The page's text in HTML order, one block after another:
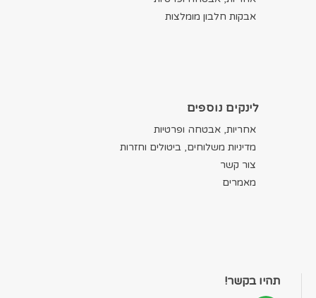
אבקות חלבון מומלצות
לינקים נוספים
אחריות, אבטחה ופרטיות
מדיניות משלוחים, ביטולים וחזרות
צור קשר
מאמרים
תהיו בקשר!